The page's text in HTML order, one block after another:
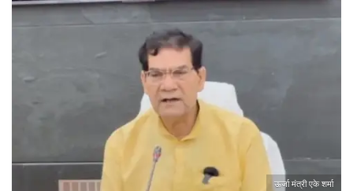
ऊर्जा मंत्री एके शर्मा